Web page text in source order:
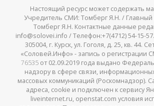
Настоящий ресурс может содержать
Учредитель СМИ: Томберг Я.Н. /
Томберг Я.Н. Контактные данные
info@solovei.info / Телефон:+7(4712) 54-15-
305004, г. Курск, ул. Гоголя, д. 25, кв. 44.
«Соловей.Инфо» - запись о регистрации
76535от 02.09.2019 года выдано
надзору в сфере связи,
массовых коммуникаций (Роскомнадзор).
адреса, cookie и подключен к сервису
liveinternet.ru, openstat.com условия